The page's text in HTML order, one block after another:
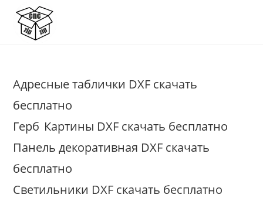
Перейти
содержимому
Адресные таблички DXF скачать
бесплатно
Герб Картины DXF скачать бесплатно
Панель декоративная DXF скачать
бесплатно
Светильники DXF скачать бесплатно